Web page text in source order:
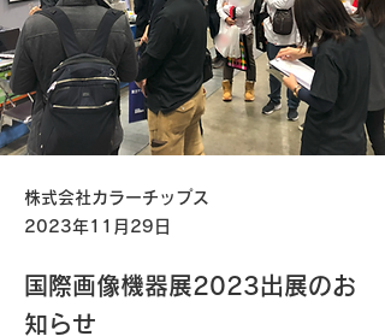
株式会社カラーチップス
2023年11月29日
国際画像機器展2023出展のお
知らせ